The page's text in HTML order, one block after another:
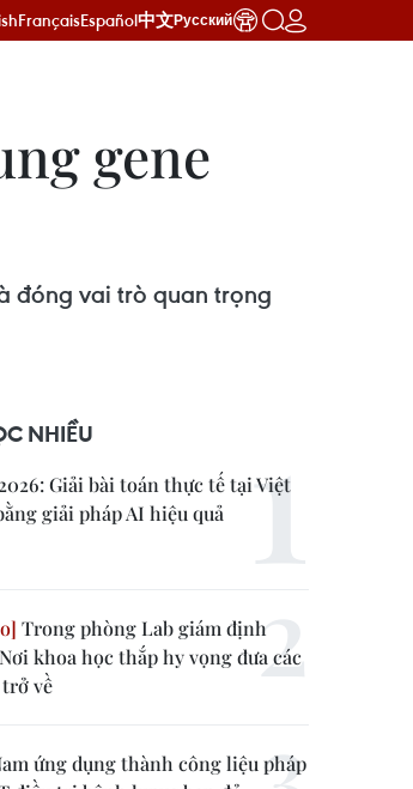
FrançaisEspañol中文Русский
gene
đóng vai trò quan trọng
NHIỀU
Giải bài toán thực tế tại Việt
giải pháp AI hiệu quả
Trong phòng Lab giám định
khoa học thắp hy vọng đưa các
về
ứng dụng thành công liệu pháp